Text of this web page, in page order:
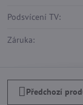
Podsvícení TV:
Záruka:
Předchozí